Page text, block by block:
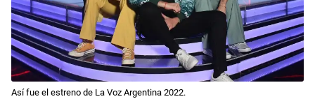
Así fue el estreno de La Voz Argentina 2022.